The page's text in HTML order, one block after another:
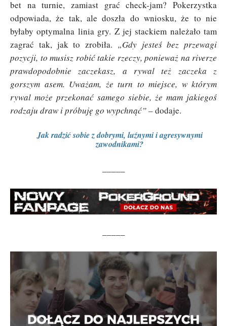
bet na turnie, zamiast grać check-jam? Pokerzystka
odpowiada, że tak, ale doszła do wniosku, że to nie
byłaby optymalna linia gry. Z jej stackiem należało tam
zagrać tak, jak to zrobiła. „Gdy jesteś bez przewagi
pozycji, to musisz robić takie rzeczy, ponieważ na riverze
prawdopodobnie zaczekasz, a rywal też zaczeka z
gorszym asem. Uważam, że turn to miejsce, w którym
rywal może przekonać samego siebie, że mam jakiegoś
rodzaju draw i próbuję go wypchnąć” –dodaje.
Jak radzić sobie z dobrymi, luźnymi i agresywnymi
zawodnikami?